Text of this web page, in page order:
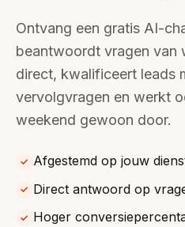
Ontvang een gratis AI-
beantwoordt vragen van
direct, kwalificeert leads
vervolgvragen en werkt
weekend gewoon door.
✓ Afgestemd op jouw
✓ Direct antwoord op
✓ Hoger